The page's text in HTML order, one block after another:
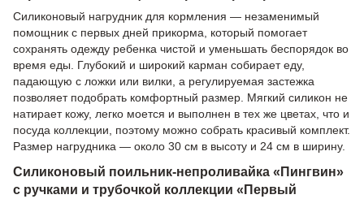
Силиконовый нагрудник для кормления — незаменимый
помощник с первых дней прикорма, который помогает
сохранять одежду ребенка чистой и уменьшать беспорядок во
время еды. Глубокий и широкий карман собирает еду,
падающую с ложки или вилки, а регулируемая застежка
позволяет подобрать комфортный размер. Мягкий силикон не
натирает кожу, легко моется и выполнен в тех же цветах, что и
посуда коллекции, поэтому можно собрать красивый комплект.
Размер нагрудника — около 30 см в высоту и 24 см в ширину.
Силиконовый поильник-непроливайка «Пингвин»
с ручками и трубочкой коллекции «Первый